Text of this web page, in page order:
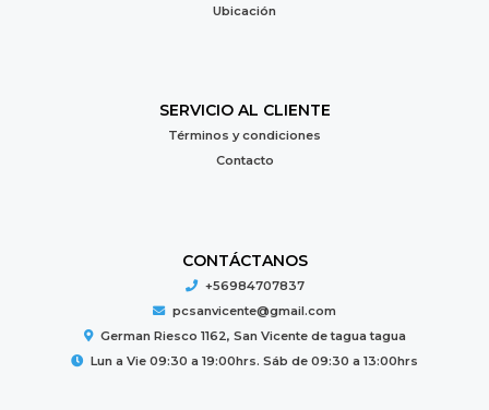
Ubicación
SERVICIO AL CLIENTE
Términos y condiciones
Contacto
CONTÁCTANOS
+56984707837
pcsanvicente@gmail.com
German Riesco 1162, San Vicente de tagua tagua
Lun a Vie 09:30 a 19:00hrs. Sáb de 09:30 a 13:00hrs